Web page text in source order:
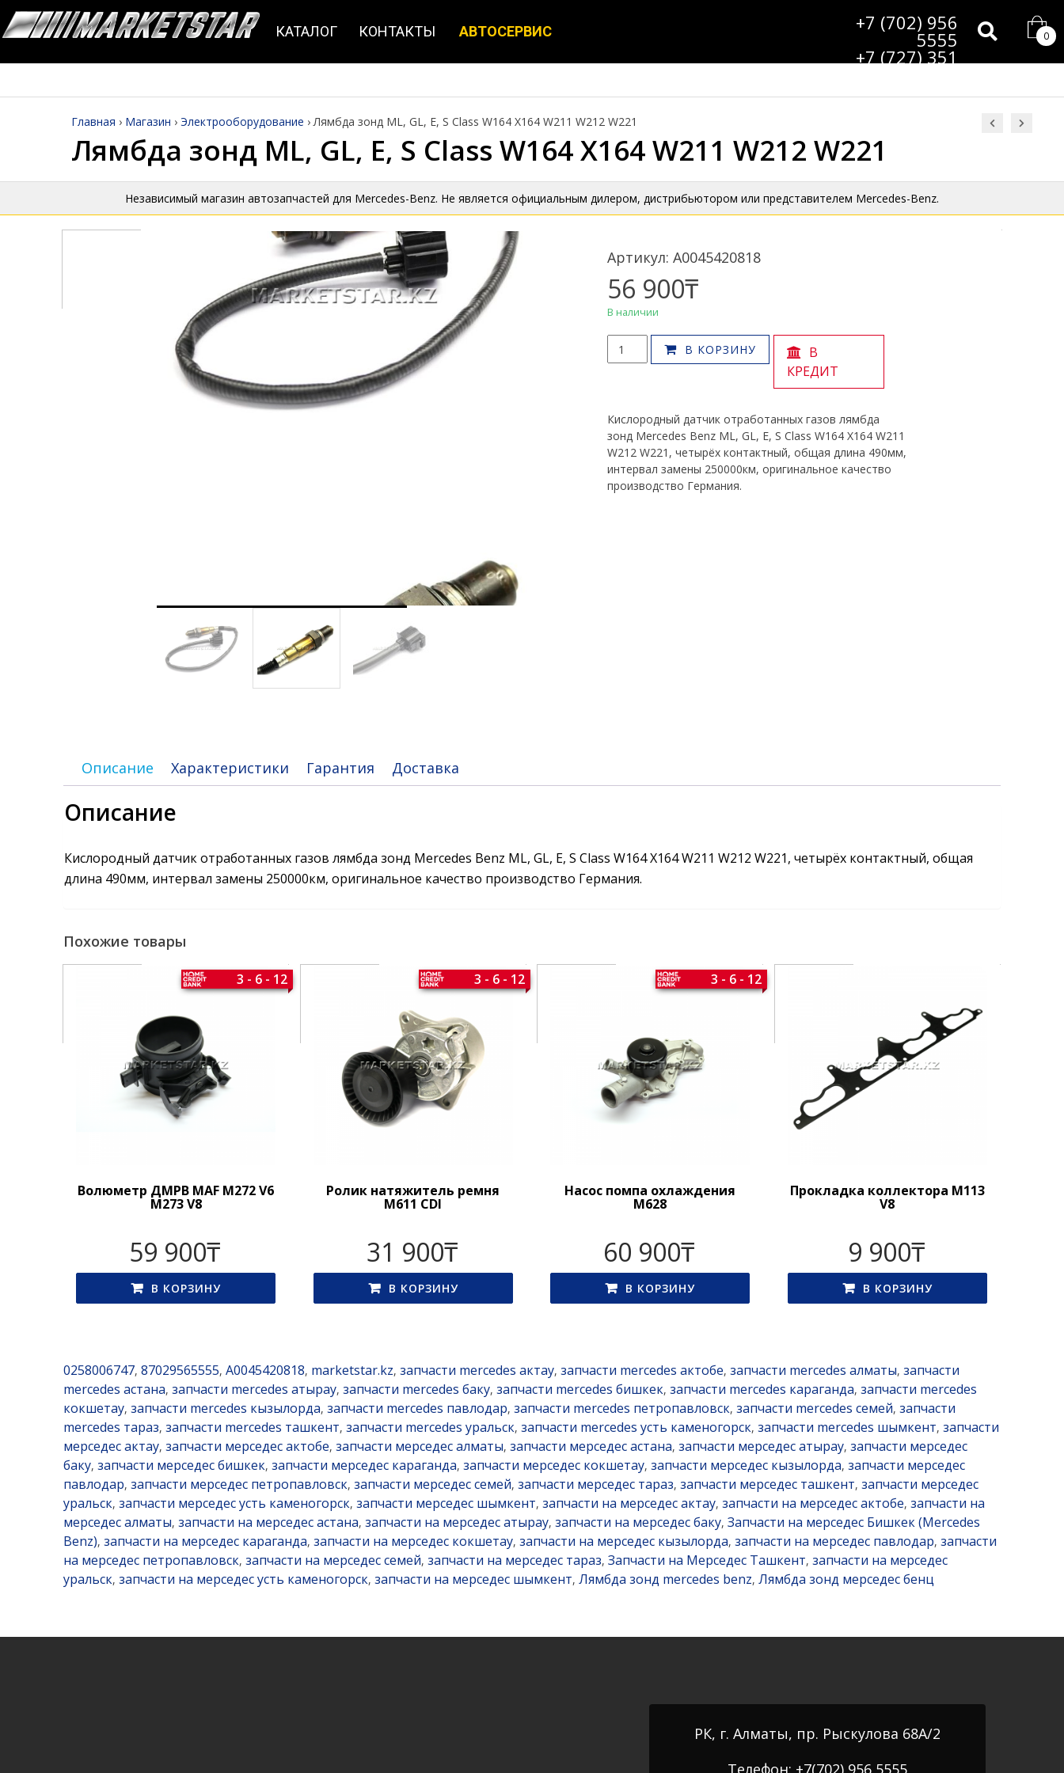
КАТАЛОГ КОНТАКТЫ АВТОСЕРВИС +7 (702) 956
5555
+7 (727) 351
Главная › Магазин › Электрооборудование ›Лямбда зонд ML, GL, E, S Class W164 X164 W211 W212 W221
Лямбда зонд ML, GL, E, S Class W164 X164 W211 W212 W221
Независимый магазин автозапчастей для Mercedes-Benz. Не является официальным дилером, дистрибьютором или представителем Mercedes-Benz.
Артикул: A0045420818
56 900₸
В наличии
Количество
товара
GL,
E,
S
Class
W164
В КОРЗИНУ
В
КРЕДИТ
Кислородный датчик отработанных газов лямбда
зонд Mercedes Benz ML, GL, E, S Class W164 X164 W211
W212 W221, четырёх контактный, общая длина 490мм,
интервал замены 250000км, оригинальное качество
производство Германия.
Описание Характеристики Гарантия Доставка
Описание
Кислородный датчик отработанных газов лямбда зонд Mercedes Benz ML, GL, E, S Class W164 X164 W211 W212 W221, четырёх контактный, общая
длина 490мм, интервал замены 250000км, оригинальное качество производство Германия.
Похожие товары
Волюметр ДМРВ MAF M272 V6
M273 V8
3 - 6 - 12
59 900₸
В КОРЗИНУ
Ролик натяжитель ремня
M611 CDI
3 - 6 - 12
31 900₸
В КОРЗИНУ
Насос помпа охлаждения
M628
3 - 6 - 12
60 900₸
В КОРЗИНУ
Прокладка коллектора M113
V8
9 900₸
В КОРЗИНУ
0258006747, 87029565555, A0045420818, marketstar.kz, запчасти mercedes актау, запчасти mercedes актобе, запчасти mercedes алматы, запчасти
mercedes астана, запчасти mercedes атырау, запчасти mercedes баку, запчасти mercedes бишкек, запчасти mercedes караганда, запчасти mercedes
кокшетау, запчасти mercedes кызылорда, запчасти mercedes павлодар, запчасти mercedes петропавловск, запчасти mercedes семей, запчасти
mercedes тараз, запчасти mercedes ташкент, запчасти mercedes уральск, запчасти mercedes усть каменогорск, запчасти mercedes шымкент, запчасти
мерседес актау, запчасти мерседес актобе, запчасти мерседес алматы, запчасти мерседес астана, запчасти мерседес атырау, запчасти мерседес
баку, запчасти мерседес бишкек, запчасти мерседес караганда, запчасти мерседес кокшетау, запчасти мерседес кызылорда, запчасти мерседес
павлодар, запчасти мерседес петропавловск, запчасти мерседес семей, запчасти мерседес тараз, запчасти мерседес ташкент, запчасти мерседес
уральск, запчасти мерседес усть каменогорск, запчасти мерседес шымкент, запчасти на мерседес актау, запчасти на мерседес актобе, запчасти на
мерседес алматы, запчасти на мерседес астана, запчасти на мерседес атырау, запчасти на мерседес баку, Запчасти на мерседес Бишкек (Mercedes
Benz), запчасти на мерседес караганда, запчасти на мерседес кокшетау, запчасти на мерседес кызылорда, запчасти на мерседес павлодар, запчасти
на мерседес петропавловск, запчасти на мерседес семей, запчасти на мерседес тараз, Запчасти на Мерседес Ташкент, запчасти на мерседес
уральск, запчасти на мерседес усть каменогорск, запчасти на мерседес шымкент, Лямбда зонд mercedes benz, Лямбда зонд мерседес бенц
РК, г. Алматы, пр. Рыскулова 68А/2
Телефон: +7(702) 956 5555
0